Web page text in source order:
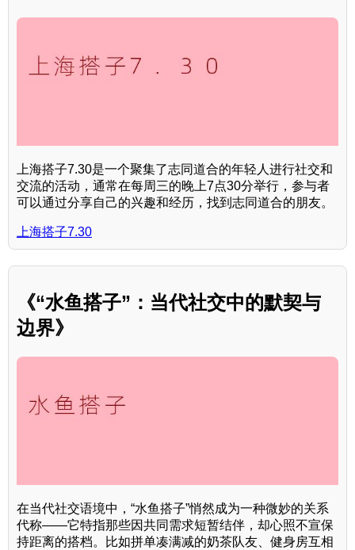
上海搭子7.30是一个聚集了志同道合的年轻人进行社交和
交流的活动，通常在每周三的晚上7点30分举行，参与者
可以通过分享自己的兴趣和经历，找到志同道合的朋友。
上海搭子7.30
《“水鱼搭子”：当代社交中的默契与
边界》
在当代社交语境中，“水鱼搭子”悄然成为一种微妙的关系
代称——它特指那些因共同需求短暂结伴，却心照不宣保
持距离的搭档。比如拼单凑满减的奶茶队友、健身房互相